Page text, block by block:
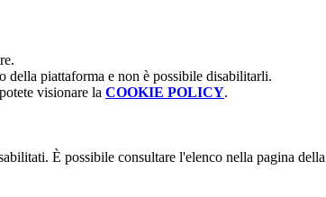
della piattaforma e non è possibile disabilitarli.
visionare la COOKIE POLICY.
È possibile consultare l'elenco nella pagina